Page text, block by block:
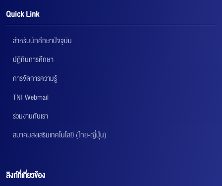
Quick Link
สำหรับนักศึกษาปัจจุบัน
ปฏิทินการศึกษา
การจัดการความรู้
TNI Webmail
ร่วมงานกับเรา
สมาคมส่งเสริมเทคโนโลยี (ไทย-ญี่ปุ่น)
ลิงก์ที่เกี่ยวข้อง